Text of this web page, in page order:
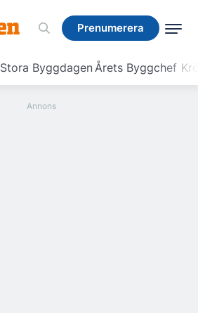
Prenumerera
Stora ByggdagenÅrets Byggchef
Prenumerera